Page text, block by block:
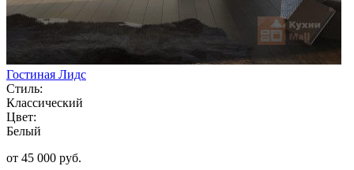
Гостиная Лидс
Стиль:
Классический
Цвет:
Белый
от 45 000 руб.